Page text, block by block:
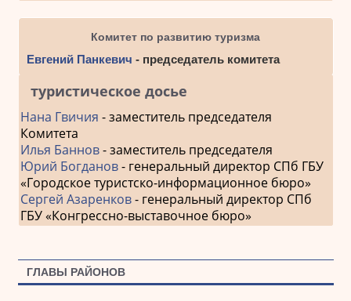
Комитет по развитию туризма
Евгений Панкевич - председатель комитета
туристическое досье
Нана Гвичия - заместитель председателя
Комитета
Илья Баннов- заместитель председателя
Юрий Богданов- генеральный директор СПб ГБУ
«Городское туристско-информационное бюро»
Сергей Азаренков- генеральный директор СПб
ГБУ «Конгрессно-выставочное бюро»
ГЛАВЫ РАЙОНОВ